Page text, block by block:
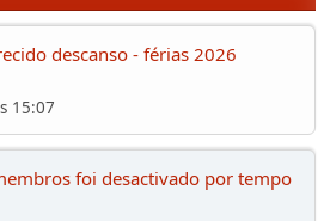
descanso - férias 2026
15:07
foi desactivado por tempo